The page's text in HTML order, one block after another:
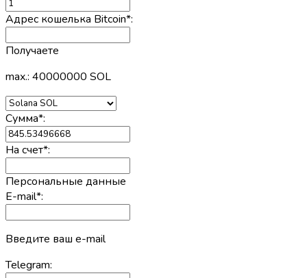
Адрес кошелька Bitcoin*:
Получаете
max.: 40000000 SOL
Сумма*:
На счет*:
Персональные данные
E-mail*:
Введите ваш e-mail
Telegram: